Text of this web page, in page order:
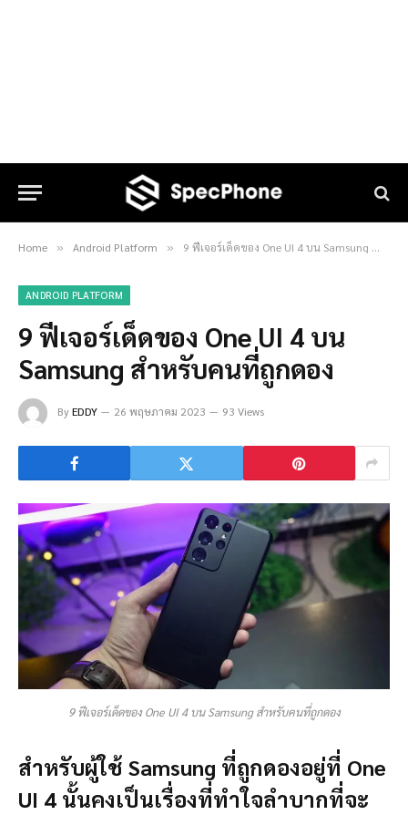
Home » Android Platform » 9 ฟีเจอร์เด็ดของ One UI 4 บน Samsung สำหรับคนที่ถูกดอง
ANDROID PLATFORM
9 ฟีเจอร์เด็ดของ One UI 4 บน
Samsung สำหรับคนที่ถูกดอง
ByEDDY 26 พฤษภาคม 2023 93 Views
9 ฟีเจอร์เด็ดของ One UI 4 บน Samsung สำหรับคนที่ถูกดอง
สำหรับผู้ใช้ Samsung ที่ถูกดองอยู่ที่ One
UI 4 นั้นคงเป็นเรื่องที่ทำใจลำบากที่จะ